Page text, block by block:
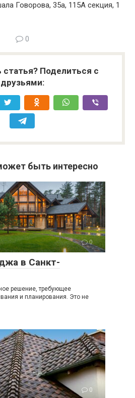
Говорова, 35а, 115А секция, 1
0
статья? Поделиться с
друзьями:
быть интересно
0
в Санкт-
решение, требующее
и планирования. Это не
0